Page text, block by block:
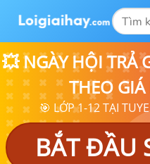
💥 NGÀY HỘI TRẢ
THEO GIÁ
🎯 LỚP 1-12 TẠI
BẮT ĐẦU